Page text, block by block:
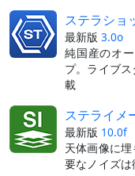
ステラショ
最新版 3.0o
純国産のオ
プ。ライブ
載
ステライメ
最新版 10.0f
天体画像に
要なノイズ